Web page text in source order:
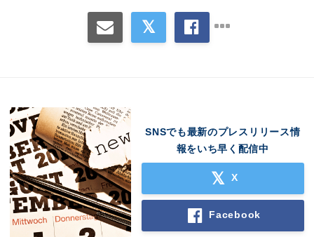
SNSでも最新のプレスリリース情
報をいち早く配信中
X
Facebook